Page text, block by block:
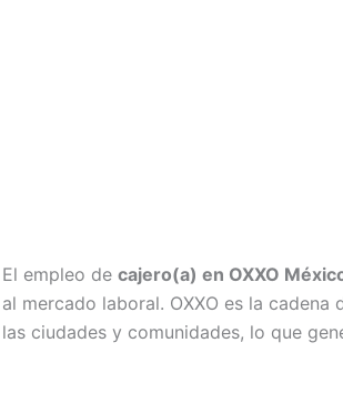
El empleo de cajero(a) en OXXO
al mercado laboral. OXXO es la
las ciudades y comunidades, lo que